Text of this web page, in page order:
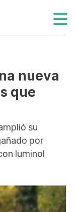
nueva
que
su
por
luminol